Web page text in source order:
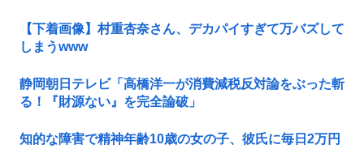
【下着画像】村重杏奈さん、デカパイすぎて万バズして
しまうwww
静岡朝日テレビ「高橋洋一が消費減税反対論をぶった斬
る！『財源ない』を完全論破」
知的な障害で精神年齢10歳の女の子、彼氏に毎日2万円